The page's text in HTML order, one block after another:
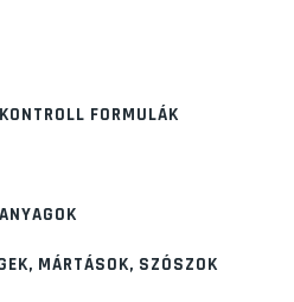
FORMULÁK
MÁRTÁSOK, SZÓSZOK